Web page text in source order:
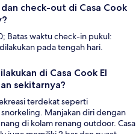
check-out di Casa Cook
Batas waktu check-in pukul:
pada tengah hari.
di Casa Cook El
sekitarnya?
terdekat seperti
Manjakan diri dengan
di kolam renang outdoor. Casa